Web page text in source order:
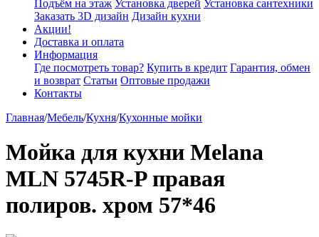
Подъём на этаж Установка дверей Установка сантехники
Заказать 3D дизайн Дизайн кухни
Акции!
Доставка и оплата
Информация
Где посмотреть товар? Купить в кредит Гарантия, обмен
и возврат Статьи Оптовые продажи
Контакты
Главная/Мебель/Кухня/Кухонные мойки
Мойка для кухни Melana
MLN 5745R-P правая
полиров. хром 57*46